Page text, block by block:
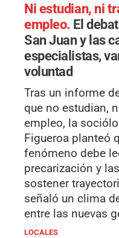
Ni estudian, ni
empleo. El
San Juan y las
especialistas,
voluntad
Tras un informe
que no estudian,
empleo, la
Figueroa planteó
fenómeno debe
precarización y
sostener
señaló un clima
entre las nuevas
LOCALES